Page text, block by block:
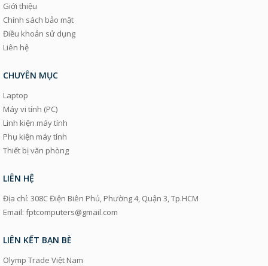
Giới thiệu
Chính sách bảo mật
Điều khoản sử dụng
Liên hệ
CHUYÊN MỤC
Laptop
Máy vi tính (PC)
Linh kiện máy tính
Phụ kiện máy tính
Thiết bị văn phòng
LIÊN HỆ
Địa chỉ: 308C Điện Biên Phủ, Phường 4, Quận 3, Tp.HCM
Email: fptcomputers@gmail.com
LIÊN KẾT BẠN BÈ
Olymp Trade Việt Nam